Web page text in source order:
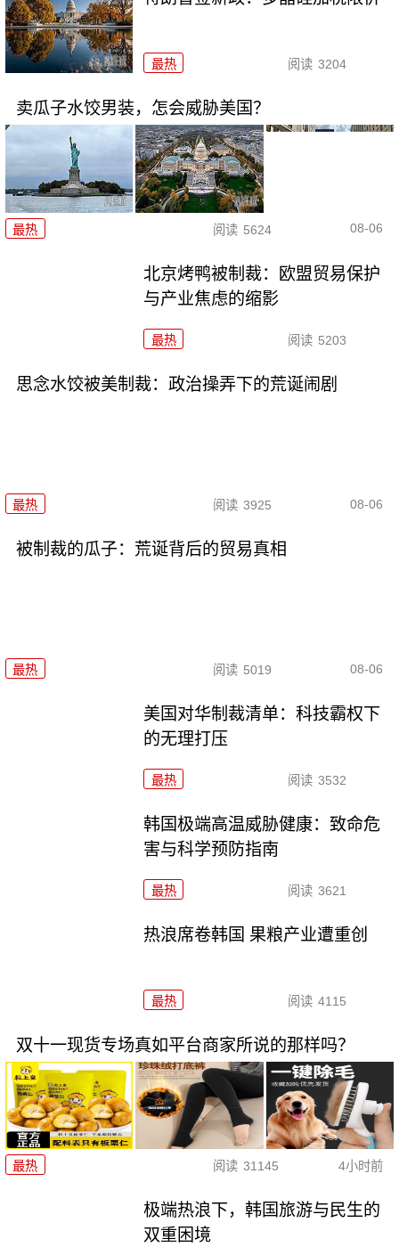
最热 阅读 3204
卖瓜子水饺男装，怎会威胁美国？
最热 阅读 5624 08-06
北京烤鸭被制裁：欧盟贸易保护
与产业焦虑的缩影
最热 阅读 5203
思念水饺被美制裁：政治操弄下的荒诞闹剧
最热 阅读 3925 08-06
被制裁的瓜子：荒诞背后的贸易真相
最热 阅读 5019 08-06
美国对华制裁清单：科技霸权下
的无理打压
最热 阅读 3532
韩国极端高温威胁健康：致命危
害与科学预防指南
最热 阅读 3621
热浪席卷韩国 果粮产业遭重创
最热 阅读 4115
双十一现货专场真如平台商家所说的那样吗？
最热 阅读 31145 4小时前
极端热浪下，韩国旅游与民生的
双重困境